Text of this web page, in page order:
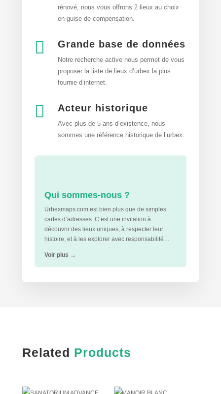
rénové, nous vous offrons 2 lieux au choix
en guise de compensation.
 Grande base de données
Notre recherche active nous permet de vous
proposer la liste de lieux d’urbex la plus
fournie d’internet.
 Acteur historique
Avec plus de 5 ans d’existence, nous
sommes une référence historique de l’urbex.
Qui sommes-nous ?
Urbexmaps.com est bien plus que de simples
cartes d’adresses. C’est une invitation à
découvrir des lieux uniques, à respecter leur
histoire, et à les explorer avec responsabilité…
Voir plus →
Related Products